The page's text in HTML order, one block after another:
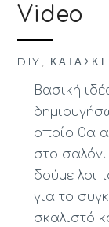
Video
DIY
Βασική
οποίο θα
στο
δούμε
για το
σκαλιστό